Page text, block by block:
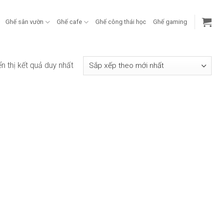
Ghế sân vườn Ghế cafe Ghế công thái học Ghế gaming
thị kết quả duy nhất